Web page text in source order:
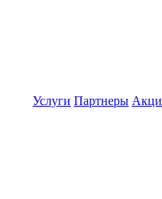
Услуги Партнеры